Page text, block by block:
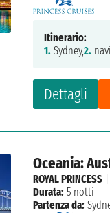
Dettagli
Itinerario:
1. Sydney,2.
Oceania:
ROYAL PRINCESS
Durata: 5 notti
Partenza da: